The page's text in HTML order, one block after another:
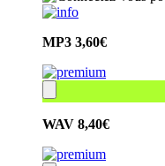
MP3 3,60€
WAV 8,40€